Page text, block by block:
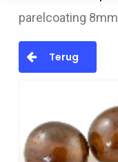
parelcoating 8mm
Terug